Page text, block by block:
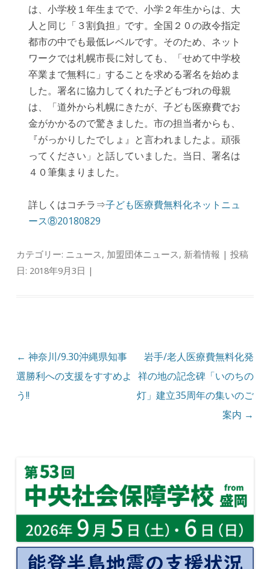
は、小学校１年生までで、小学２年生からは、大
人と同じ「３割負担」です。全国２０の政令指定
都市の中でも最低レベルです。そのため、ネット
ワークでは札幌市長に対しても、「せめて中学校
卒業まで無料に」することを求める署名を始めま
した。署名に協力してくれた子どもづれの母親
は、「道外から札幌にきたが、子ども医療費でお
金がかかるので驚きました。市の担当者からも、
『がっかりしたでしょ』と言われましたよ。頑張
ってください」と話していました。当日、署名は
４０筆集まりました。
詳しくはコチラ⇒子ども医療費無料化ネットニュ
ース⑧20180829
カテゴリー: ニュース , 加盟団体ニュース , 新着情報 | 投稿
日: 2018年9月3日 |
投稿ナビゲーション
← 神奈川/9.30沖縄県知事
選勝利への支援をすすめよ
う!!
岩手/老人医療費無料化発
祥の地の記念碑「いのちの
灯」建立35周年の集いのご
案内 →